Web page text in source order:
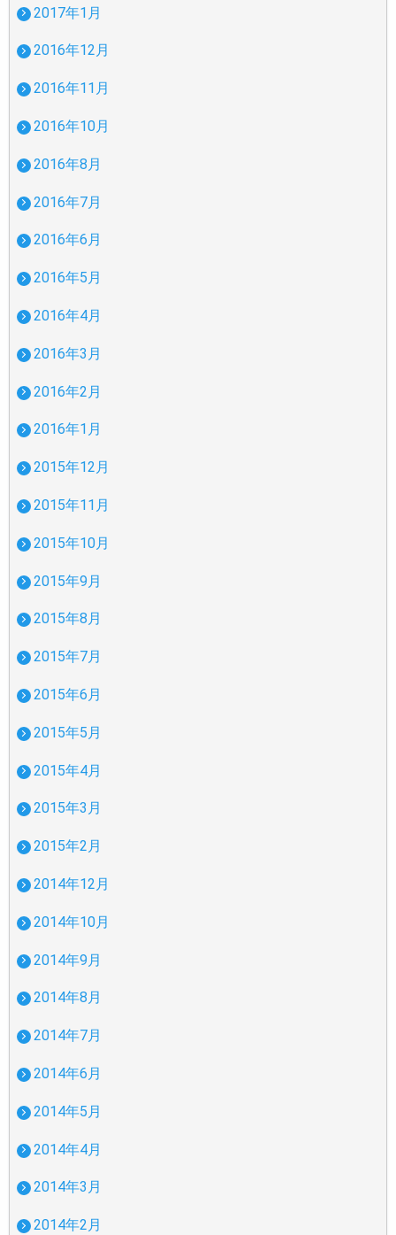
2017年1月
2016年12月
2016年11月
2016年10月
2016年8月
2016年7月
2016年6月
2016年5月
2016年4月
2016年3月
2016年2月
2016年1月
2015年12月
2015年11月
2015年10月
2015年9月
2015年8月
2015年7月
2015年6月
2015年5月
2015年4月
2015年3月
2015年2月
2014年12月
2014年10月
2014年9月
2014年8月
2014年7月
2014年6月
2014年5月
2014年4月
2014年3月
2014年2月